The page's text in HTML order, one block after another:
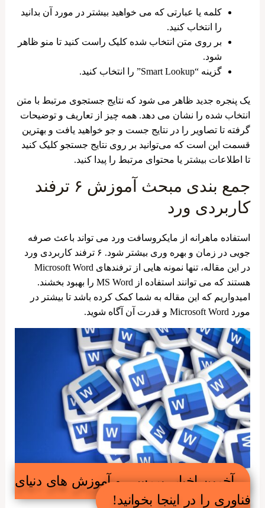
کلمه یا عبارتی که می ‌خواهید بیشتر در مورد آن بدانید
را انتخاب کنید.
بر روی متن انتخاب شده کلیک راست کنید تا منو ظاهر
شود.
گزینه “Smart Lookup” را انتخاب کنید.
یک پنجره جدید ظاهر می ‌شود که نتایج جستجوی مرتبط با متن
انتخاب شده را نشان می ‌دهد. همه چیز از تعاریف و توضیحات
گرفته تا تصاویر را در نتایج جست و جو خواهید یافت و بهترین
قسمت این است که می‌توانید بر روی نتایج جستجو کلیک کنید
تا اطلاعات بیشتر یا محتوای مرتبط را پیدا کنید.
جمع بندی مبحث آموزش ۶ ترفند
کاربردی ورد
استفاده ماهرانه از مایکروسافت ورد می ‌تواند باعث صرفه
جویی در زمان و بهره وری بیشتر شود. ۶ ترفند کاربردی ورد
در این مقاله، تنها نمونه‌ هایی از ترفندهای Microsoft Word
هستند که می ‌توانند استفاده از MS Word را بهبود بخشند.
امیدواریم که این مقاله به شما کمک کرده باشد تا بیشتر در
مورد Microsoft Word و قدرت آن آگاه شوید.
آخرین اخبار، بررسی و آموزش های دنیای
فناوری را در اینجا بخوانید!